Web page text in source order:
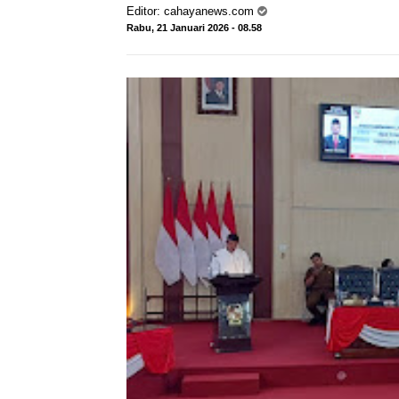
Editor: cahayanews.com
Rabu, 21 Januari 2026 - 08.58